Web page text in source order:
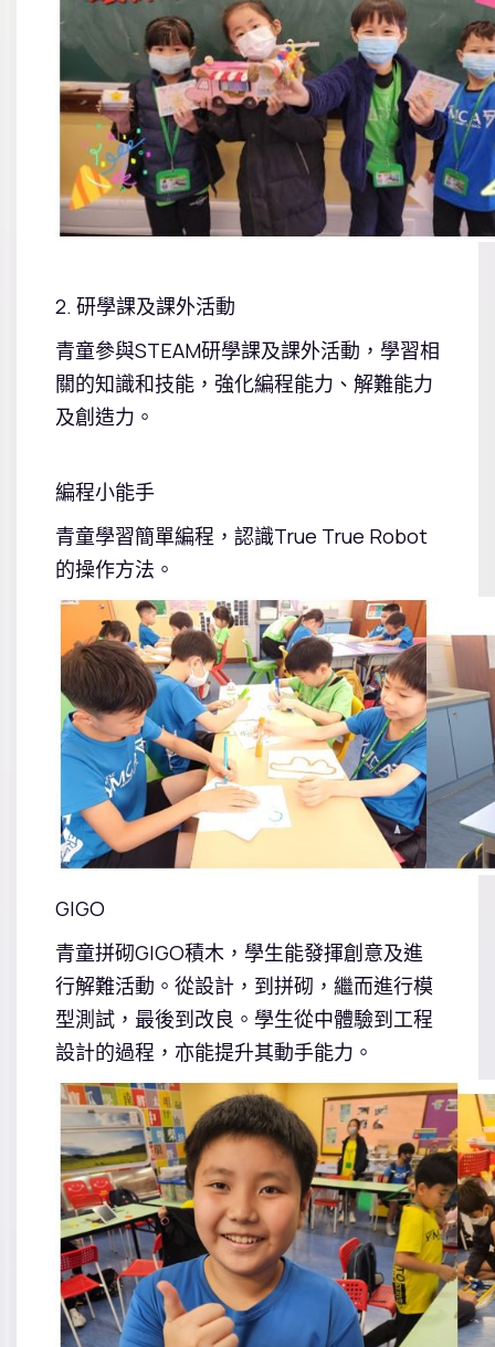
2. 研學課及課外活動
青童參與STEAM研學課及課外活動，學習相
關的知識和技能，強化編程能力、解難能力
及創造力。
編程小能手
青童學習簡單編程，認識True True Robot
的操作方法。
GIGO
青童拼砌GIGO積木，學生能發揮創意及進
行解難活動。從設計，到拼砌，繼而進行模
型測試，最後到改良。學生從中體驗到工程
設計的過程，亦能提升其動手能力。